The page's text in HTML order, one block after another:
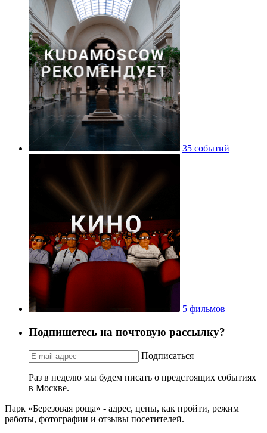
35 событий
5 фильмов
Подпишетесь на почтовую рассылку?
Подписаться
Раз в неделю мы будем писать о предстоящих событиях
в Москве.
Парк «Березовая роща» - адрес, цены, как пройти, режим
работы, фотографии и отзывы посетителей.